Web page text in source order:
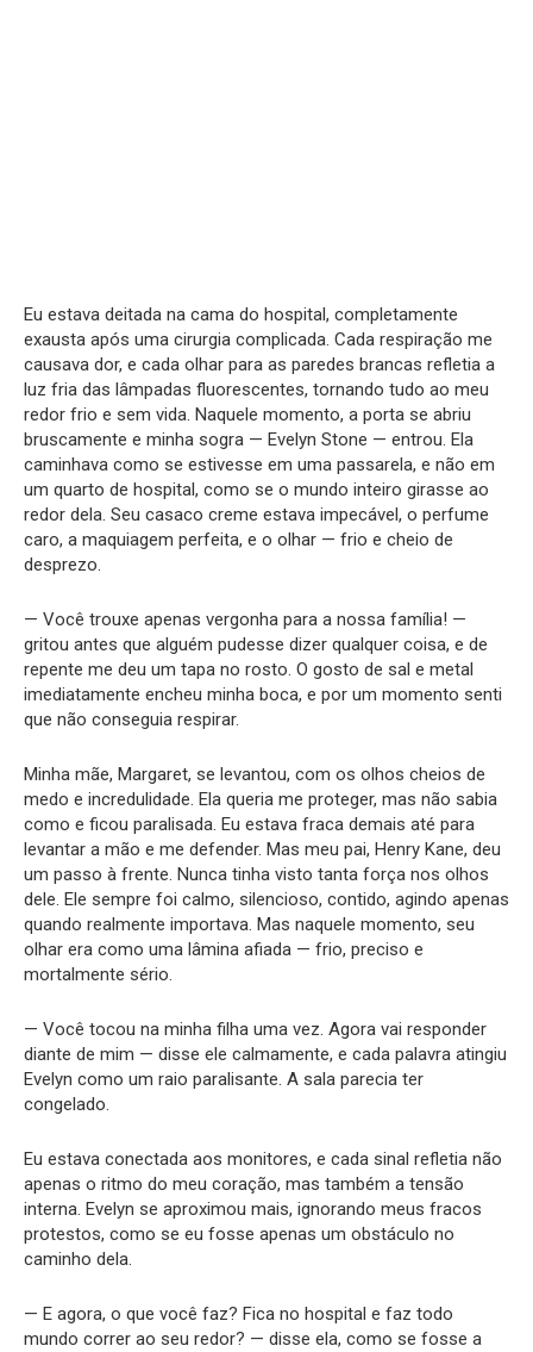
Eu estava deitada na cama do hospital, completamente
exausta após uma cirurgia complicada. Cada respiração me
causava dor, e cada olhar para as paredes brancas refletia a
luz fria das lâmpadas fluorescentes, tornando tudo ao meu
redor frio e sem vida. Naquele momento, a porta se abriu
bruscamente e minha sogra — Evelyn Stone — entrou. Ela
caminhava como se estivesse em uma passarela, e não em
um quarto de hospital, como se o mundo inteiro girasse ao
redor dela. Seu casaco creme estava impecável, o perfume
caro, a maquiagem perfeita, e o olhar — frio e cheio de
desprezo.
— Você trouxe apenas vergonha para a nossa família! —
gritou antes que alguém pudesse dizer qualquer coisa, e de
repente me deu um tapa no rosto. O gosto de sal e metal
imediatamente encheu minha boca, e por um momento senti
que não conseguia respirar.
Minha mãe, Margaret, se levantou, com os olhos cheios de
medo e incredulidade. Ela queria me proteger, mas não sabia
como e ficou paralisada. Eu estava fraca demais até para
levantar a mão e me defender. Mas meu pai, Henry Kane, deu
um passo à frente. Nunca tinha visto tanta força nos olhos
dele. Ele sempre foi calmo, silencioso, contido, agindo apenas
quando realmente importava. Mas naquele momento, seu
olhar era como uma lâmina afiada — frio, preciso e
mortalmente sério.
— Você tocou na minha filha uma vez. Agora vai responder
diante de mim — disse ele calmamente, e cada palavra atingiu
Evelyn como um raio paralisante. A sala parecia ter
congelado.
Eu estava conectada aos monitores, e cada sinal refletia não
apenas o ritmo do meu coração, mas também a tensão
interna. Evelyn se aproximou mais, ignorando meus fracos
protestos, como se eu fosse apenas um obstáculo no
caminho dela.
— E agora, o que você faz? Fica no hospital e faz todo
mundo correr ao seu redor? — disse ela, como se fosse a